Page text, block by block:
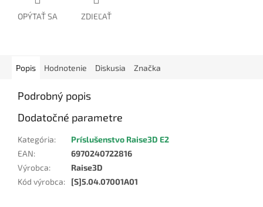
OPÝTAŤ SA ZDIEĽAŤ
Popis Hodnotenie Diskusia Značka
Podrobný popis
Dodatočné parametre
Kategória:
Príslušenstvo Raise3D E2
EAN:
6970240722816
Výrobca:
Raise3D
Kód výrobca: [S]5.04.07001A01